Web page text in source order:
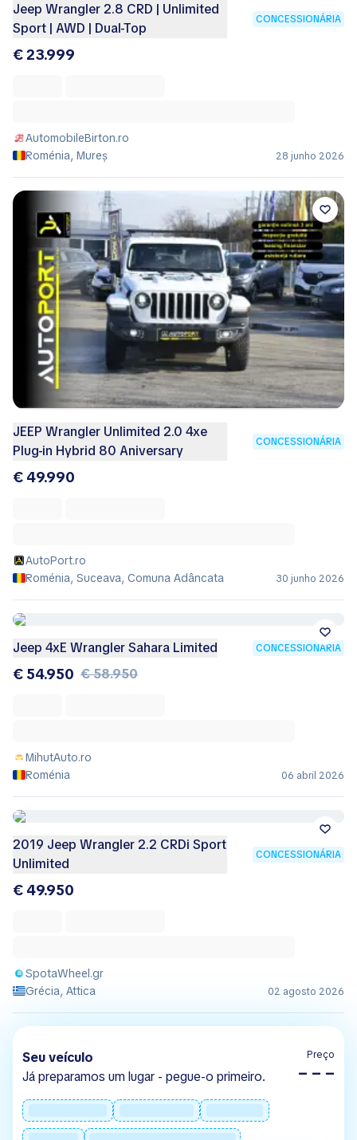
Jeep Wrangler 2.8 CRD | Unlimited
Sport | AWD | Dual-Top
CONCESSIONÁRIA
€ 23.999
AutomobileBirton.ro
Roménia, Mureș
28 junho 2026
JEEP Wrangler Unlimited 2.0 4xe
Plug-in Hybrid 80 Aniversary
CONCESSIONÁRIA
€ 49.990
AutoPort.ro
Roménia, Suceava, Comuna Adâncata
30 junho 2026
Jeep 4xE Wrangler Sahara Limited CONCESSIONÁRIA
€ 54.950 € 58.950
MihutAuto.ro
Roménia
06 abril 2026
2019 Jeep Wrangler 2.2 CRDi Sport
Unlimited
CONCESSIONÁRIA
€ 49.950
SpotaWheel.gr
Grécia, Attica
02 agosto 2026
Seu veículo
Já preparamos um lugar - pegue-o primeiro.
Preço
– – –